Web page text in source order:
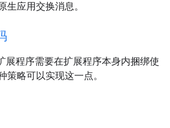
生应用交换消息。
展程序需要在扩展程序本身内捆绑使
策略可以实现这一点。